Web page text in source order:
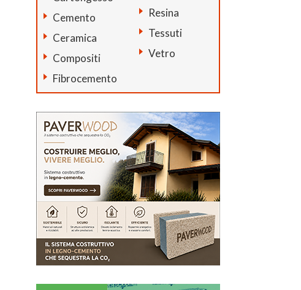
Cemento
Ceramica
Compositi
Fibrocemento
Resina
Tessuti
Vetro